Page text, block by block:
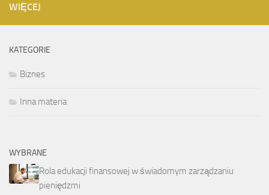
WIĘCEJ
KATEGORIE
Biznes
Inna materia
WYBRANE
Rola edukacji finansowej w świadomym zarządzaniu
pieniędzmi